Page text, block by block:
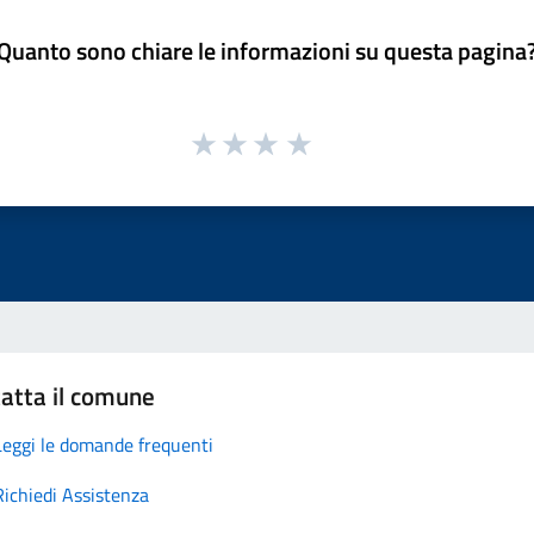
sono chiare le informazioni su questa
il comune
le domande frequenti
Assistenza